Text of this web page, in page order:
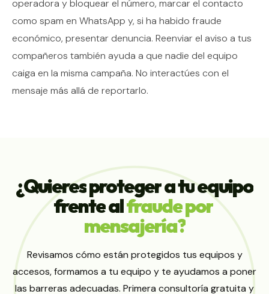
operadora y bloquear el número, marcar el contacto
como spam en WhatsApp y, si ha habido fraude
económico, presentar denuncia. Reenviar el aviso a tus
compañeros también ayuda a que nadie del equipo
caiga en la misma campaña. No interactúes con el
mensaje más allá de reportarlo.
¿Quieresprotegeratuequipo
frentealfraudepor
mensajería?
Revisamos cómo están protegidos tus equipos y
accesos, formamos a tu equipo y te ayudamos a poner
las barreras adecuadas. Primera consultoría gratuita y